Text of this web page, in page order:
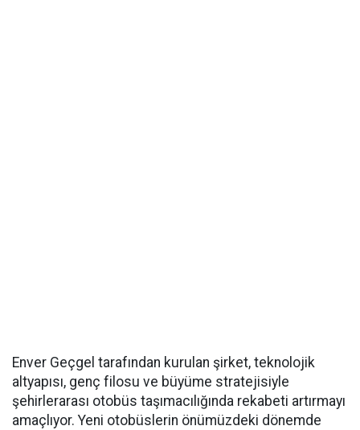
Enver Geçgel tarafından kurulan şirket, teknolojik
altyapısı, genç filosu ve büyüme stratejisiyle
şehirlerarası otobüs taşımacılığında rekabeti artırmayı
amaçlıyor. Yeni otobüslerin önümüzdeki dönemde